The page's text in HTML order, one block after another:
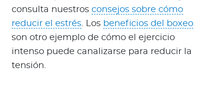
consulta nuestros consejos sobre cómo
reducir el estrés. Los beneficios del boxeo
son otro ejemplo de cómo el ejercicio
intenso puede canalizarse para reducir la
tensión.